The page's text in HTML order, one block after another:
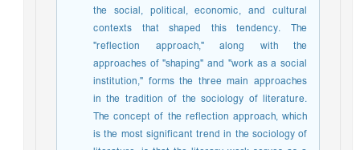
the social, political, economic, and cultural
contexts that shaped this tendency. The
"reflection approach," along with the
approaches of "shaping" and "work as a social
institution," forms the three main approaches
in the tradition of the sociology of literature.
The concept of the reflection approach, which
is the most significant trend in the sociology of